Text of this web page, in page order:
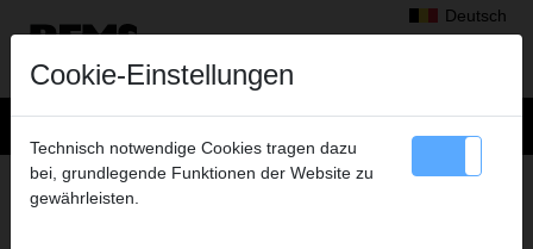
Deutsch
SITEMAP
Cookie-Einstellungen
Technisch notwendige Cookies tragen dazu
bei, grundlegende Funktionen der Website zu
gewährleisten.